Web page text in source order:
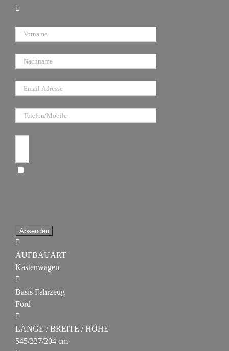
Absenden
AUFBAUART
Kastenwagen
Basis Fahrzeug
Ford
LÄNGE / BREITE / HÖHE
545/227/204 cm